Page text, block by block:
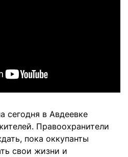
сегодня в Авдеевке
Правоохранители
пока оккупанты
свои жизни и